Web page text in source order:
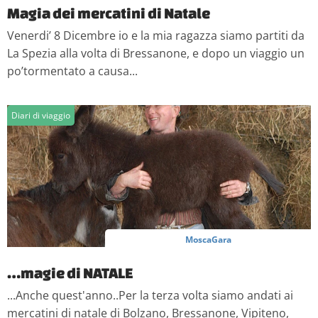
nostri partner che si occupano di analisi dei dati web,
pubblicità e social media, i quali potrebbero combinarle
con altre informazioni che hai fornito loro o che hanno
raccolto dal tuo utilizzo dei loro servizi.
Magia dei mercatini di Natale
Venerdi’ 8 Dicembre io e la mia ragazza siamo partiti da
La Spezia alla volta di Bressanone, e dopo un viaggio un
po’tormentato a causa...
Diari di viaggio
MoscaGara
…magie di NATALE
...Anche quest'anno..Per la terza volta siamo andati ai
mercatini di natale di Bolzano, Bressanone, Vipiteno,